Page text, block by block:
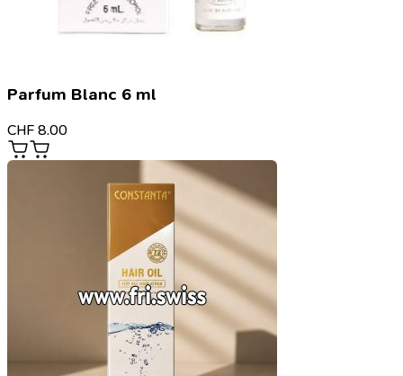
Parfum Blanc 6 ml
CHF 8.00